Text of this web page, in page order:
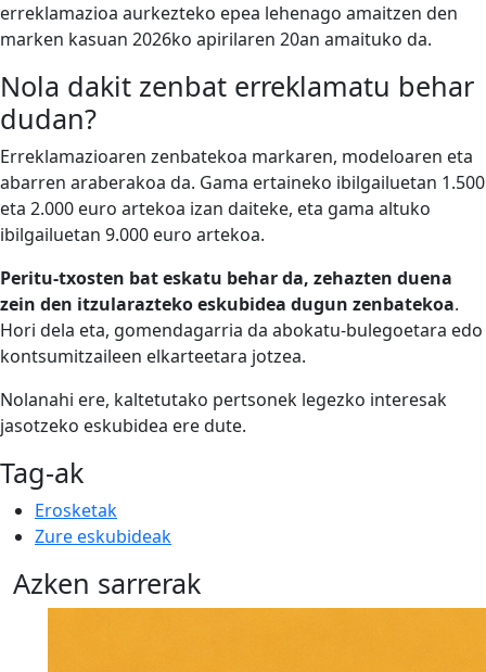
erreklamazioa aurkezteko epea lehenago amaitzen den
marken kasuan 2026ko apirilaren 20an amaituko da.
Nola dakit zenbat erreklamatu behar
dudan?
Erreklamazioaren zenbatekoa markaren, modeloaren eta
abarren araberakoa da. Gama ertaineko ibilgailuetan 1.500
eta 2.000 euro artekoa izan daiteke, eta gama altuko
ibilgailuetan 9.000 euro artekoa.
Peritu-txosten bat eskatu behar da, zehazten duena
zein den itzularazteko eskubidea dugun zenbatekoa.
Hori dela eta, gomendagarria da abokatu-bulegoetara edo
kontsumitzaileen elkarteetara jotzea.
Nolanahi ere, kaltetutako pertsonek legezko interesak
jasotzeko eskubidea ere dute.
Tag-ak
Erosketak
Zure eskubideak
Azken sarrerak